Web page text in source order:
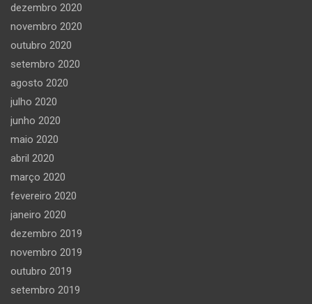
dezembro 2020
novembro 2020
outubro 2020
setembro 2020
agosto 2020
julho 2020
junho 2020
maio 2020
abril 2020
março 2020
fevereiro 2020
janeiro 2020
dezembro 2019
novembro 2019
outubro 2019
setembro 2019